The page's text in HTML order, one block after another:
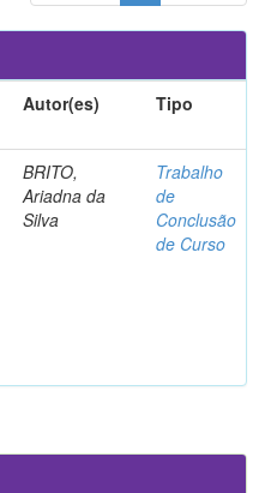
Autor(es) Tipo
BRITO,
Ariadna da
Silva
Trabalho
de
Conclusão
de Curso